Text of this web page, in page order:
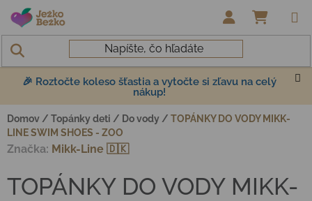
Prejsť na obsah
🎉 Roztočte koleso šťastia a vytočte si zľavu na celý
nákup!
Domov / Topánky deti / Do vody / TOPÁNKY DO VODY MIKK-
LINE SWIM SHOES - ZOO
TOPÁNKY DO VODY MIKK-
Značka: Mikk-Line 🇩🇰